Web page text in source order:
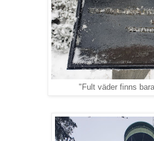
"Fult väder finns